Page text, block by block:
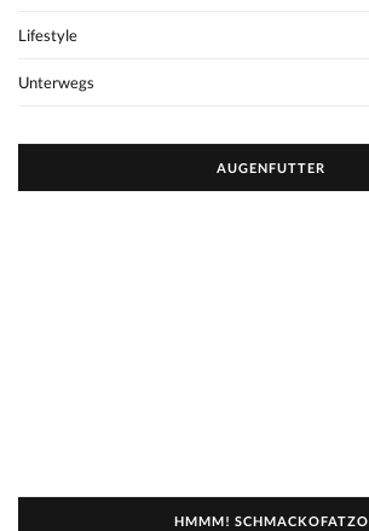
Lifestyle
Unterwegs
AUGENFUTTER
HMMM! SCHMACKOFATZO